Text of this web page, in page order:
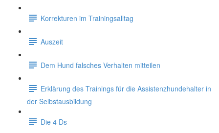
Korrekturen im Trainingsalltag
Auszeit
Dem Hund falsches Verhalten mitteilen
Erklärung des Trainings für die Assistenzhundehalter in
der Selbstausbildung
Die 4 Ds